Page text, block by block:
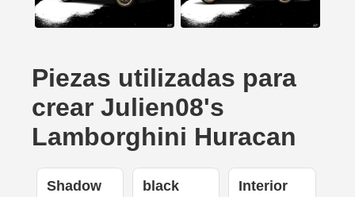
Piezas utilizadas para
crear Julien08's
Lamborghini Huracan
Shadow black Interior